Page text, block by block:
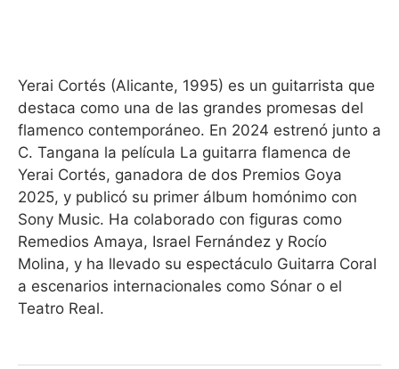
Yerai Cortés (Alicante, 1995) es un guitarrista que
destaca como una de las grandes promesas del
flamenco contemporáneo. En 2024 estrenó junto a
C. Tangana la película La guitarra flamenca de
Yerai Cortés, ganadora de dos Premios Goya
2025, y publicó su primer álbum homónimo con
Sony Music. Ha colaborado con figuras como
Remedios Amaya, Israel Fernández y Rocío
Molina, y ha llevado su espectáculo Guitarra Coral
a escenarios internacionales como Sónar o el
Teatro Real.